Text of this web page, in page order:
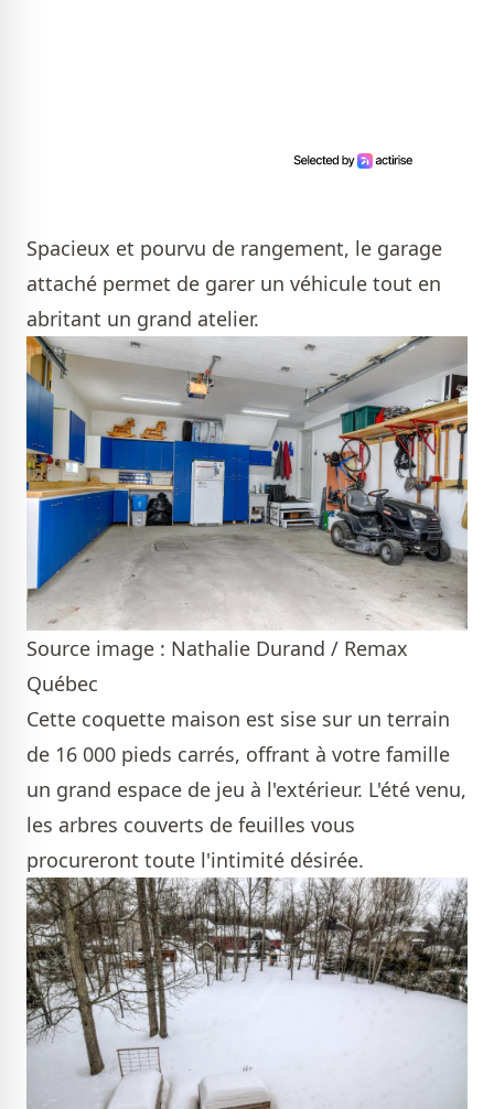
Spacieux et pourvu de rangement, le garage
attaché permet de garer un véhicule tout en
abritant un grand atelier.
Source image : Nathalie Durand / Remax
Québec
Cette coquette maison est sise sur un terrain
de 16 000 pieds carrés, offrant à votre famille
un grand espace de jeu à l'extérieur. L'été venu,
les arbres couverts de feuilles vous
procureront toute l'intimité désirée.